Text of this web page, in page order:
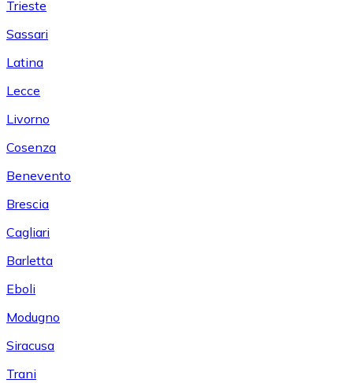
Trieste
Sassari
Latina
Lecce
Livorno
Cosenza
Benevento
Brescia
Cagliari
Barletta
Eboli
Modugno
Siracusa
Trani